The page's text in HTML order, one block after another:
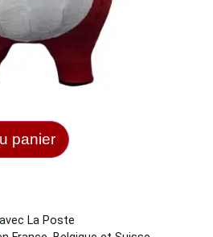
panier
avec La Poste